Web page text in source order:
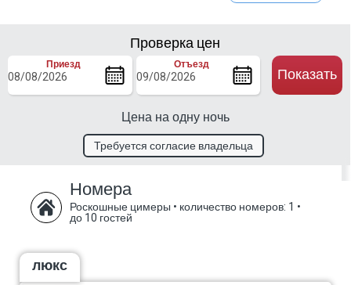
Проверка цен
Приезд Отъезд
Цена на одну ночь
Показать
Требуется согласие владельца
Номера
Роскошные цимеры • количество номеров: 1 •
до 10 гостей
люкс